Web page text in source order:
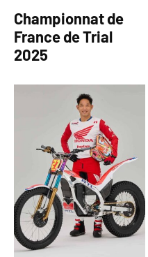
Championnat de
France de Trial
2025